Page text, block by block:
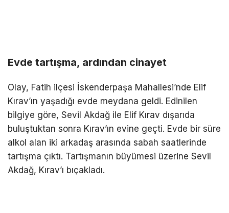
Evde tartışma, ardından cinayet
Olay, Fatih ilçesi İskenderpaşa Mahallesi’nde Elif
Kırav’ın yaşadığı evde meydana geldi. Edinilen
bilgiye göre, Sevil Akdağ ile Elif Kırav dışarıda
buluştuktan sonra Kırav’ın evine geçti. Evde bir süre
alkol alan iki arkadaş arasında sabah saatlerinde
tartışma çıktı. Tartışmanın büyümesi üzerine Sevil
Akdağ, Kırav’ı bıçakladı.